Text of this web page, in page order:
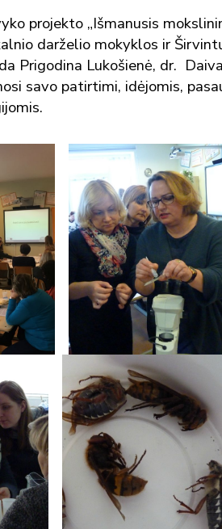
projekto „Išmanusis
darželio mokyklos ir
Prigodina Lukošienė, dr.
savo patirtimi, idėjomis,